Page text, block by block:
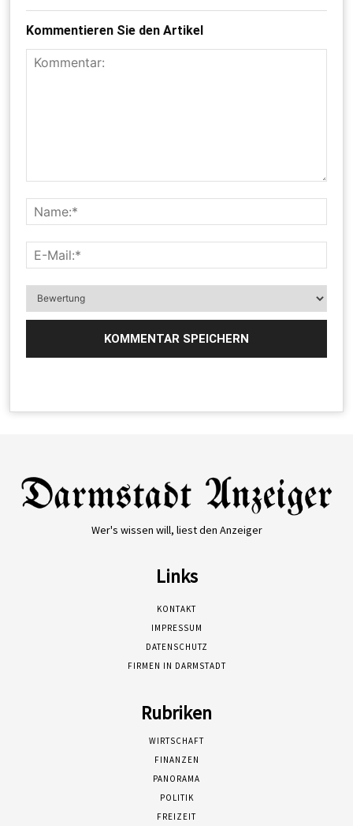
Kommentieren Sie den Artikel
Wer's wissen will, liest den Anzeiger
Links
KONTAKT
IMPRESSUM
DATENSCHUTZ
FIRMEN IN DARMSTADT
Rubriken
WIRTSCHAFT
FINANZEN
PANORAMA
POLITIK
FREIZEIT